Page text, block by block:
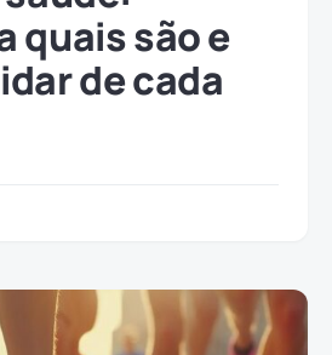
quais são e
de cada